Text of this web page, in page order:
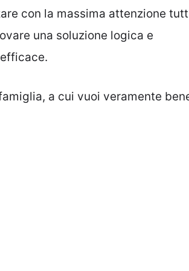
con la massima attenzione
una soluzione logica e
a cui vuoi veramente